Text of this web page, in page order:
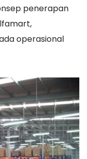
penerapan
operasional